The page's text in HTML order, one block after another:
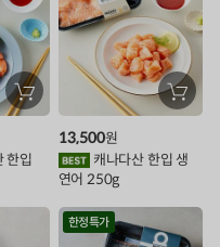
장
바
에
담
장
바
에
담
연어 250g
13,500원
한정특가